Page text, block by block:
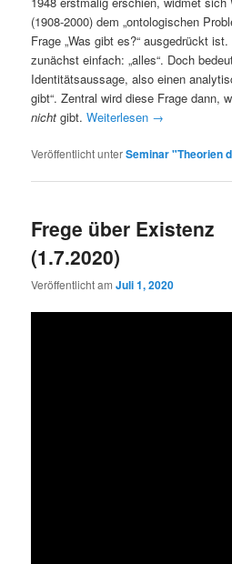
(1908-2000) dem „ontologischen
Frage „Was gibt es?“ ausgedrückt
zunächst einfach: „alles“. Doch
Identitätsaussage, also einen
gibt“. Zentral wird diese Frage dann,
nicht gibt.Weiterlesen →
Veröffentlicht unterSeminar "Theorien
Frege über Existenz
(1.7.2020)
Veröffentlicht amJuli 1, 2020